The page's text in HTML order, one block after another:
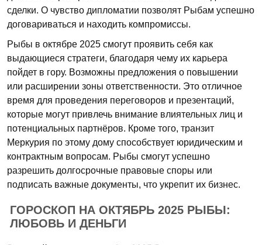
сделки. О чувство дипломатии позволят Рыбам успешно
договариваться и находить компромиссы.
Рыбы в октябре 2025 смогут проявить себя как
выдающиеся стратеги, благодаря чему их карьера
пойдет в гору. Возможны предложения о повышении
или расширении зоны ответственности. Это отличное
время для проведения переговоров и презентаций,
которые могут привлечь внимание влиятельных лиц и
потенциальных партнёров. Кроме того, транзит
Меркурия по этому дому способствует юридическим и
контрактным вопросам. Рыбы смогут успешно
разрешить долгосрочные правовые споры или
подписать важные документы, что укрепит их бизнес.
ГОРОСКОП НА ОКТЯБРЬ 2025 РЫБЫ:
ЛЮБОВЬ И ДЕНЬГИ